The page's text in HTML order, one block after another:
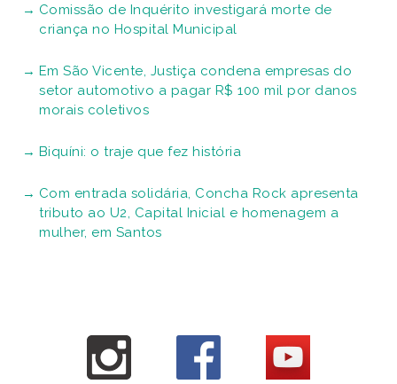
Comissão de Inquérito investigará morte de
criança no Hospital Municipal
Em São Vicente, Justiça condena empresas do
setor automotivo a pagar R$ 100 mil por danos
morais coletivos
Biquíni: o traje que fez história
Com entrada solidária, Concha Rock apresenta
tributo ao U2, Capital Inicial e homenagem a
mulher, em Santos